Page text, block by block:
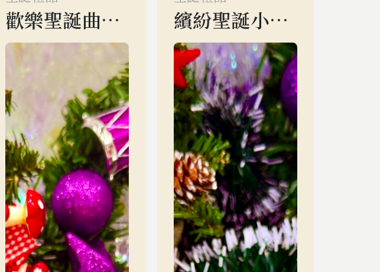
歡樂聖誕曲奇禮盒 繽紛聖誕小禮盒